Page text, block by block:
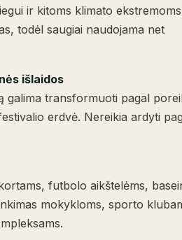
ir kitoms klimato
todėl saugiai naudojama net
išlaidos
galima transformuoti pagal
erdvė. Nereikia ardyti
futbolo aikštelėms,
mokykloms, sporto